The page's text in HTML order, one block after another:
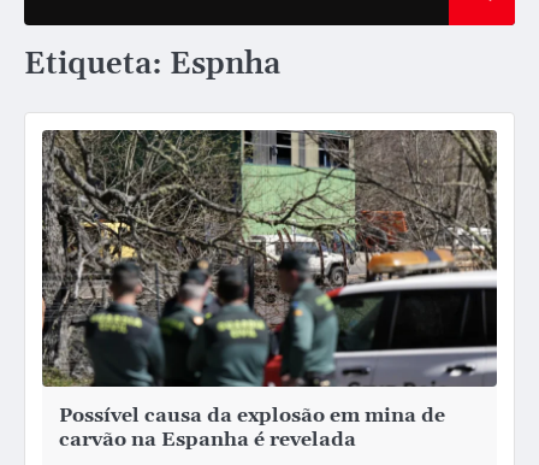
Etiqueta: Espnha
Possível causa da explosão em mina de
carvão na Espanha é revelada